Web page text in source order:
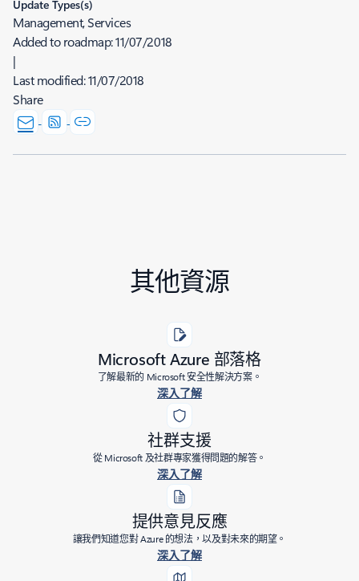
Update Types(s)
Management, Services
Added to roadmap:11/07/2018
|
Last modified:11/07/2018
Share
其他資源
Microsoft Azure 部落格
了解最新的 Microsoft 安全性解決方案。
深入了解
社群支援
從 Microsoft 及社群專家獲得問題的解答。
深入了解
提供意見反應
讓我們知道您對 Azure 的想法，以及對未來的期望。
深入了解